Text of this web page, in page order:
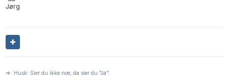
Jørg
=> Husk: Sier du ikke noe, da sier du "Ja".